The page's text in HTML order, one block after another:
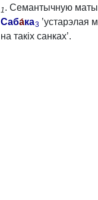
1. Семантычную
Саба́ка3 ’устарэлая
на такіх санках’.